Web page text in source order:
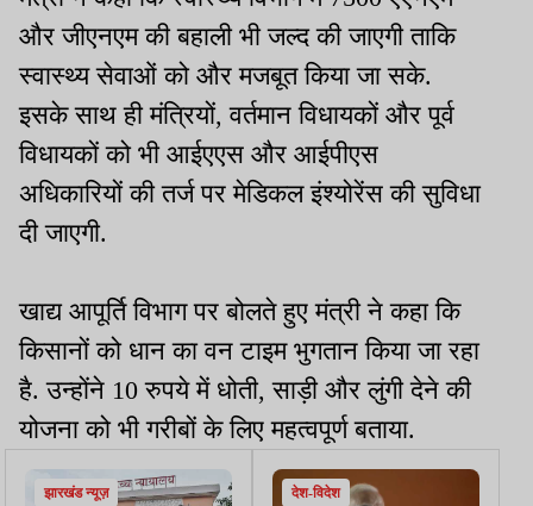
और जीएनएम की बहाली भी जल्द की जाएगी ताकि
स्वास्थ्य सेवाओं को और मजबूत किया जा सके.
इसके साथ ही मंत्रियों, वर्तमान विधायकों और पूर्व
विधायकों को भी आईएएस और आईपीएस
अधिकारियों की तर्ज पर मेडिकल इंश्योरेंस की सुविधा
दी जाएगी.
खाद्य आपूर्ति विभाग पर बोलते हुए मंत्री ने कहा कि
किसानों को धान का वन टाइम भुगतान किया जा रहा
है. उन्होंने 10 रुपये में धोती, साड़ी और लुंगी देने की
योजना को भी गरीबों के लिए महत्वपूर्ण बताया.
झारखंड न्यूज़ देश-विदेश